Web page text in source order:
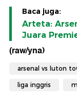
Baca juga:
Arteta:
Juara
(raw/yna)
arsenal vs luton
liga inggris